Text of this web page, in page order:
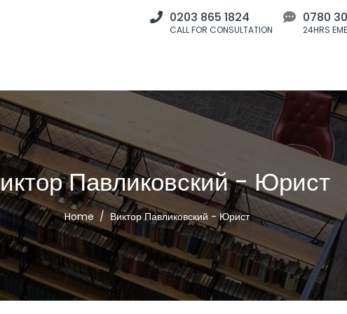
0203 865 1824
CALL FOR CONSULTATION
0780
24HRS
Павликовский - Юрист
Home Виктор Павликовский - Юрист